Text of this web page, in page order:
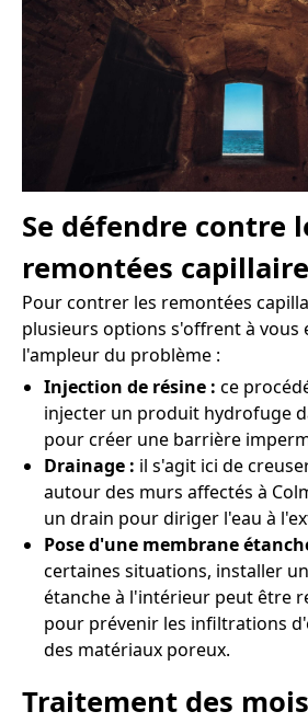
Se défendre contre
remontées
Pour contrer les remontées
plusieurs options s'offrent à vous
l'ampleur du problème :
Injection de résine : ce
injecter un produit hydrofuge
pour créer une barrière
Drainage : il s'agit ici de
autour des murs affectés à
un drain pour diriger l'eau à
Pose d'une membrane
certaines situations, installer
étanche à l'intérieur peut être
pour prévenir les infiltrations
des matériaux poreux.
Traitement des